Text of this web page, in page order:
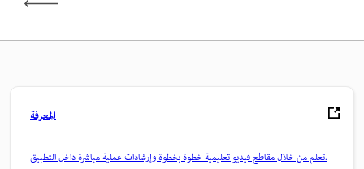
المعرفة
تعلم من خلال مقاطع فيديو تعليمية خطوة بخطوة وإرشادات عملية مباشرة داخل التطبيق.